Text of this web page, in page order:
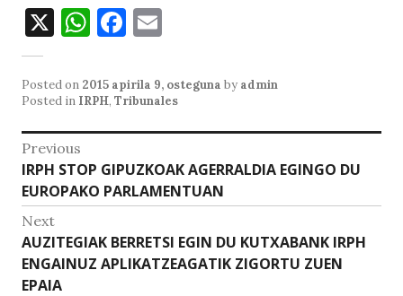
X W
at
s
A
p
p
F
c
e
b
o
o
ai
l
Posted on 2015 apirila 9, osteguna by admin
Posted in IRPH, Tribunales
Bidalketetan
zehar
nabigatu
Previous
Previous
post:
IRPH STOP GIPUZKOAK AGERRALDIA EGINGO DU
EUROPAKO PARLAMENTUAN
Next
Next
post:
AUZITEGIAK BERRETSI EGIN DU KUTXABANK IRPH
ENGAINUZ APLIKATZEAGATIK ZIGORTU ZUEN
EPAIA